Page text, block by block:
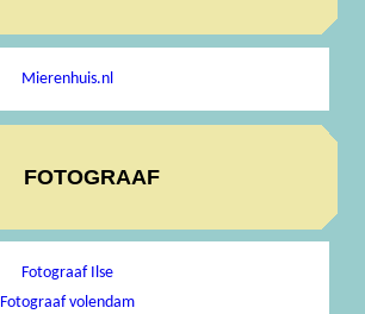
Mierenhuis.nl
FOTOGRAAF
Fotograaf Ilse
Fotograaf volendam